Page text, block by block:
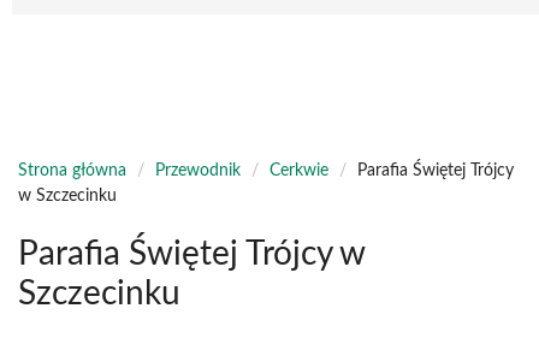
Strona główna / Przewodnik / Cerkwie /
Parafia Świętej Trójcy
w Szczecinku
Parafia Świętej Trójcy w
Szczecinku